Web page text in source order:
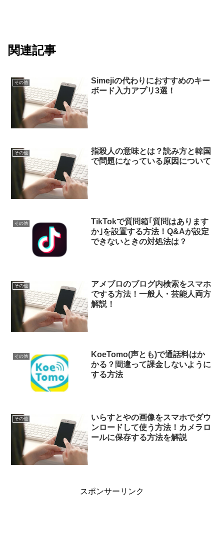
関連記事
その他
Simejiの代わりにおすすめのキー
ボード入力アプリ3選！
その他
指殺人の意味とは？読み方と韓国
で問題になっている原因について
その他
TikTokで質問箱｢質問はあります
か｣を設置する方法！Q&Aが設定
できないときの対処法は？
その他
アメブロのブログ内検索をスマホ
でする方法！一般人・芸能人両方
解説！
その他
KoeTomo(声とも)で通話料はか
かる？間違って課金しないように
する方法
その他
いらすとやの画像をスマホでダウ
ンロードして使う方法！カメラロ
ールに保存する方法を解説
スポンサーリンク